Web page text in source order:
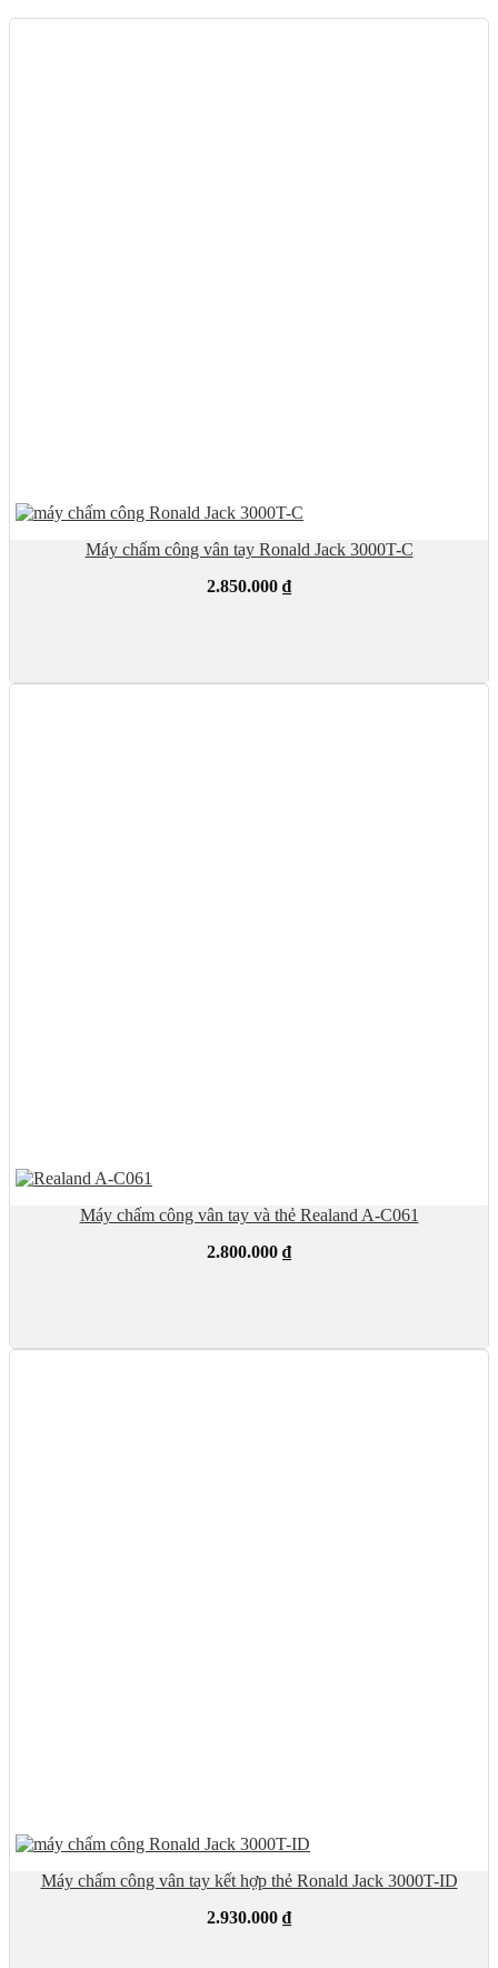
Máy chấm công vân tay Ronald Jack 3000T-C
2.850.000 ₫
Máy chấm công vân tay và thẻ Realand A-C061
2.800.000 ₫
Máy chấm công vân tay kết hợp thẻ Ronald Jack 3000T-ID
2.930.000 ₫